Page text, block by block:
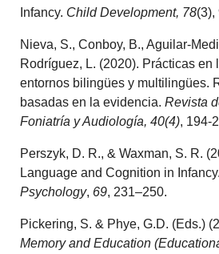
Infancy. Child Development, 78(3),
Nieva, S., Conboy, B., Aguilar-
Rodríguez, L. (2020). Prácticas en
entornos bilingües y multilingües.
basadas en la evidencia.Revista
Foniatría y Audiología, 40(4), 194-
Perszyk, D. R., & Waxman, S. R.
Language and Cognition in
Psychology, 69, 231–250.
Pickering, S. & Phye, G.D. (Eds.)
Memory and Education